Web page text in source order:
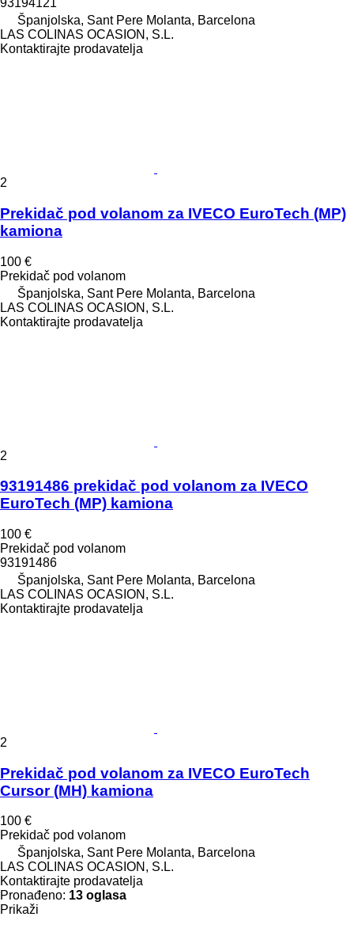
93194121
Španjolska, Sant Pere Molanta, Barcelona
LAS COLINAS OCASION, S.L.
Kontaktirajte prodavatelja
2
Prekidač pod volanom za IVECO EuroTech (MP)
kamiona
100 €
Prekidač pod volanom
Španjolska, Sant Pere Molanta, Barcelona
LAS COLINAS OCASION, S.L.
Kontaktirajte prodavatelja
2
93191486 prekidač pod volanom za IVECO
EuroTech (MP) kamiona
100 €
Prekidač pod volanom
93191486
Španjolska, Sant Pere Molanta, Barcelona
LAS COLINAS OCASION, S.L.
Kontaktirajte prodavatelja
2
Prekidač pod volanom za IVECO EuroTech
Cursor (MH) kamiona
100 €
Prekidač pod volanom
Španjolska, Sant Pere Molanta, Barcelona
LAS COLINAS OCASION, S.L.
Kontaktirajte prodavatelja
Pronađeno: 13 oglasa
Prikaži